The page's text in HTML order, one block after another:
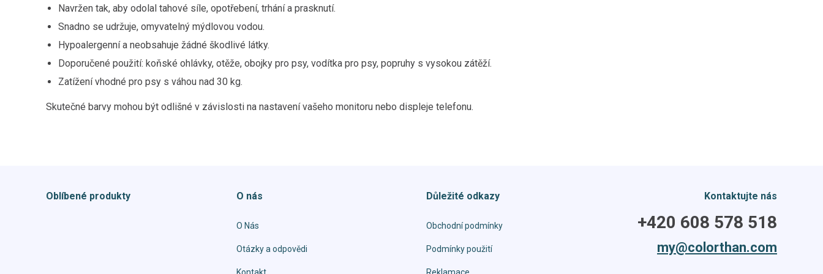
Navržen tak, aby odolal tahové síle, opotřebení, trhání a prasknutí.
Snadno se udržuje, omyvatelný mýdlovou vodou.
Hypoalergenní a neobsahuje žádné škodlivé látky.
Doporučené použití: koňské ohlávky, otěže, obojky pro psy, vodítka pro psy, popruhy s vysokou zátěží.
Zatížení vhodné pro psy s váhou nad 30 kg.
Skutečné barvy mohou být odlišné v závislosti na nastavení vašeho monitoru nebo displeje telefonu.
Oblíbené produkty O nás
O Nás
Otázky a odpovědi
Důležité odkazy
Obchodní podmínky
Podmínky použití
Kontaktujte nás
+420 608 578 518
my@colorthan.com